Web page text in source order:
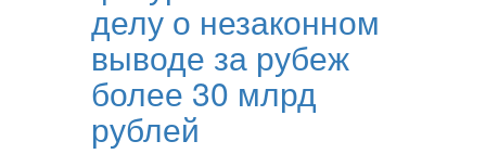
делу о незаконном
выводе за рубеж
более 30 млрд
рублей